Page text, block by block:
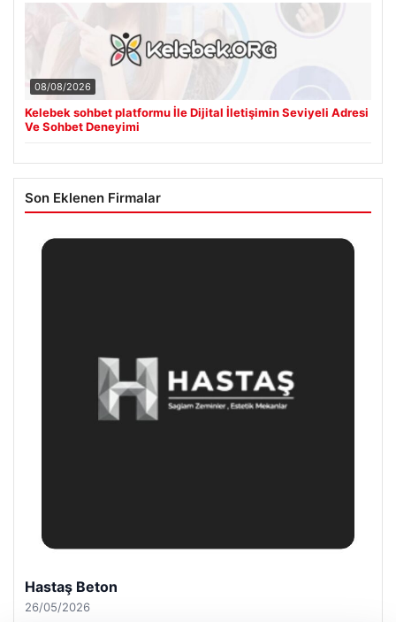
08/08/2026
Kelebek sohbet platformu İle Dijital İletişimin Seviyeli Adresi
Ve Sohbet Deneyimi
Son Eklenen Firmalar
Hastaş Beton
26/05/2026